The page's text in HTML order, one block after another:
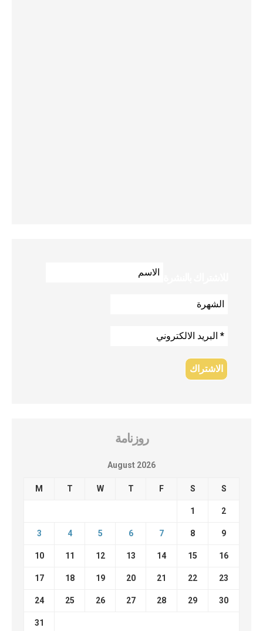
روزنامة
August 2026
M T W T F S S
1 2
3 4 5 6 7 8 9
10 11 12 13 14 15 16
17 18 19 20 21 22 23
24 25 26 27 28 29 30
31